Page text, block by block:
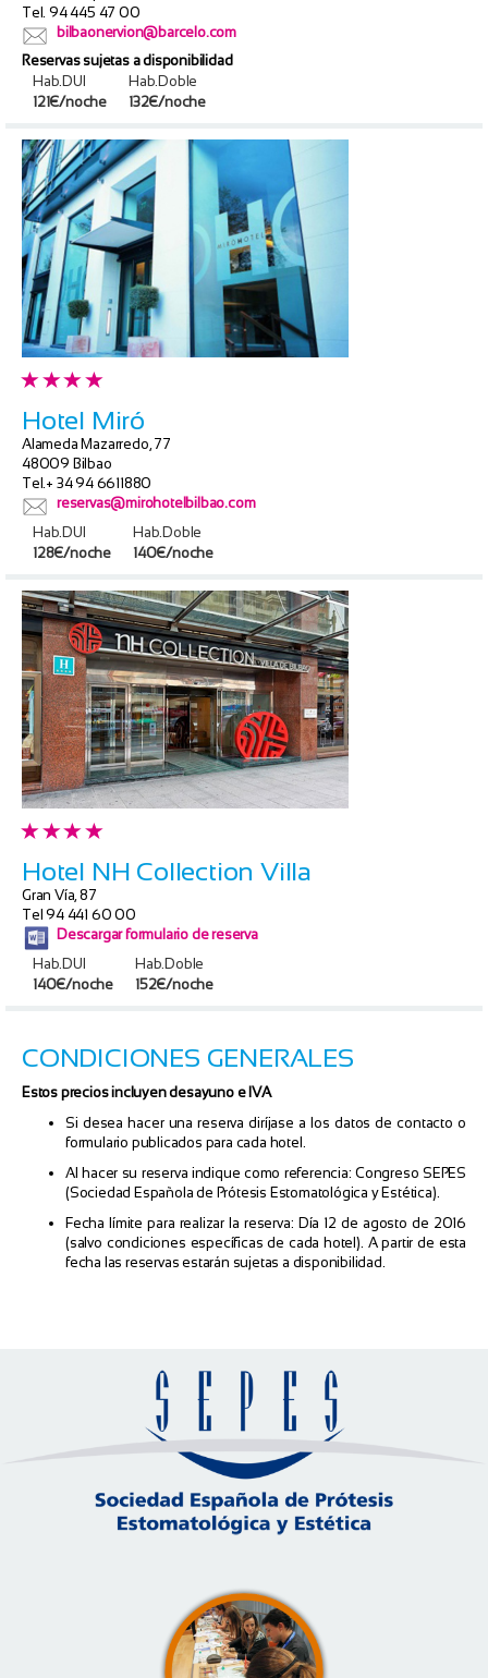
Tel. 94 445 47 00
bilbaonervion@barcelo.com
Reservas sujetas a disponibilidad
Hab.DUI
Hab.Doble
121€/noche
132€/noche
Hotel Miró
Alameda Mazarredo, 77
48009 Bilbao
Tel.+ 34 94 6611880
reservas@mirohotelbilbao.com
Hab.DUI
Hab.Doble
128€/noche
140€/noche
Hotel NH Collection Villa
Gran Vía, 87
Tel 94 441 60 00
Descargar formulario de reserva
Hab.DUI
Hab.Doble
140€/noche
152€/noche
CONDICIONES GENERALES
Estos precios incluyen desayuno e IVA
Si desea hacer una reserva diríjase a los datos de contacto o
formulario publicados para cada hotel.
Al hacer su reserva indique como referencia: Congreso SEPES
(Sociedad Española de Prótesis Estomatológica y Estética).
Fecha límite para realizar la reserva: Día 12 de agosto de 2016
(salvo condiciones específicas de cada hotel). A partir de esta
fecha las reservas estarán sujetas a disponibilidad.